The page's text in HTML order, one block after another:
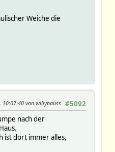
Weiche die
#5092
10:07:40 von willybauss
nach der
ist dort immer alles,